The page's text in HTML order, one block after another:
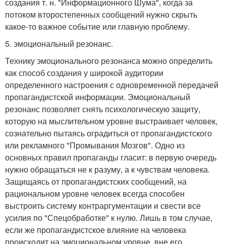
потоком второстепенных сообщений нужно скрыть
какое-то важное событие или главную проблему.
5. эмоциональный резонанс.
Технику эмоционального резонанса можно определить
как способ создания у широкой аудитории
определенного настроения с одновременной передачей
пропагандистской информации. Эмоциональный
резонанс позволяет снять психологическую защиту,
которую на мыслительном уровне выстраивает человек,
сознательно пытаясь оградиться от пропагандистского
или рекламного "Промывания Мозгов". Одно из
основных правил пропаганды гласит: в первую очередь
нужно обращаться не к разуму, а к чувствам человека.
Защищаясь от пропагандистских сообщений, на
рациональном уровне человек всегда способен
выстроить систему контраргументации и свести все
усилия по "Спецобработке" к нулю. Лишь в том случае,
если же пропагандистское влияние на человека
происходит на эмоциональном уровне, вне его